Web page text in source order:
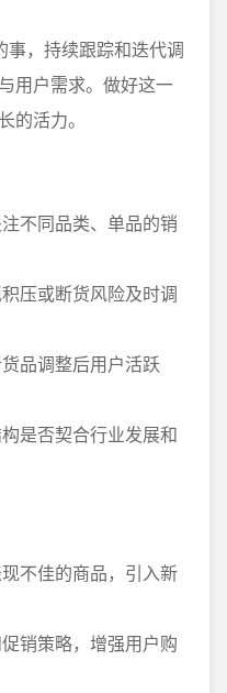
事，持续跟踪和迭代调
用户需求。做好这一
的活力。
不同品类、单品的销
压或断货风险及时调
品调整后用户活跃
是否契合行业发展和
不佳的商品，引入新
销策略，增强用户购